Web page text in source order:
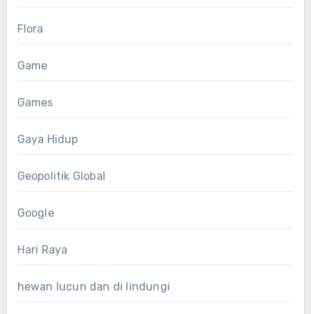
Flora
Game
Games
Gaya Hidup
Geopolitik Global
Google
Hari Raya
hewan lucun dan di lindungi